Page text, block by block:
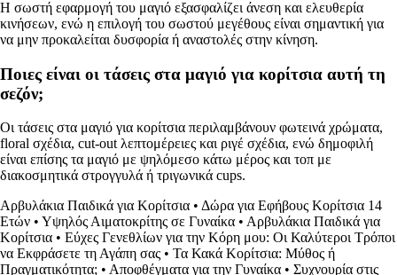
Η σωστή εφαρμογή του μαγιό εξασφαλίζει άνεση και ελευθερία
κινήσεων, ενώ η επιλογή του σωστού μεγέθους είναι σημαντική για
να μην προκαλείται δυσφορία ή αναστολές στην κίνηση.
Ποιες είναι οι τάσεις στα μαγιό για κορίτσια αυτή τη
σεζόν;
Οι τάσεις στα μαγιό για κορίτσια περιλαμβάνουν φωτεινά χρώματα,
floral σχέδια, cut-out λεπτομέρειες και ριγέ σχέδια, ενώ δημοφιλή
είναι επίσης τα μαγιό με ψηλόμεσο κάτω μέρος και τοπ με
διακοσμητικά στρογγυλά ή τριγωνικά cups.
Αρβυλάκια Παιδικά για Κορίτσια • Δώρα για Εφήβους Κορίτσια 14
Ετών • Υψηλός Αιματοκρίτης σε Γυναίκα • Αρβυλάκια Παιδικά για
Κορίτσια • Εύχες Γενεθλίων για την Κόρη μου: Οι Καλύτεροι Τρόποι
να Εκφράσετε τη Αγάπη σας • Τα Κακά Κορίτσια: Μύθος ή
Πραγματικότητα; • Αποφθέγματα για την Γυναίκα • Συχνουρία στις